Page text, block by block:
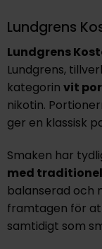
Lundgrens
Lundgrens
Lundgrens,
kategorin vit
nikotin.
ger en klassisk
Smaken har
med
balanserad och
framtagen för
samtidigt som